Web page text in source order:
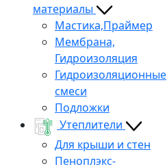
материалы
Мастика,Праймер
Мембрана,
Гидроизоляция
Гидроизоляционные
смеси
Подложки
Утеплители
Для крыши и стен
Пеноплэкс-